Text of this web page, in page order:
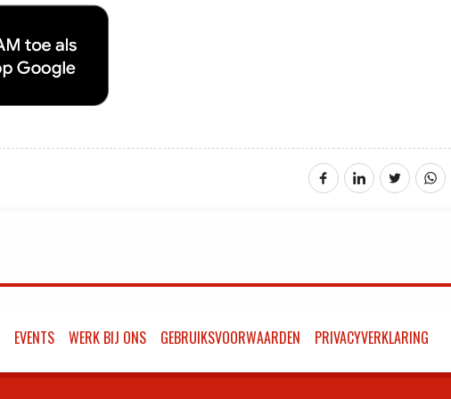
EVENTS WERK BIJ ONS GEBRUIKSVOORWAARDEN PRIVACYVERKLARING